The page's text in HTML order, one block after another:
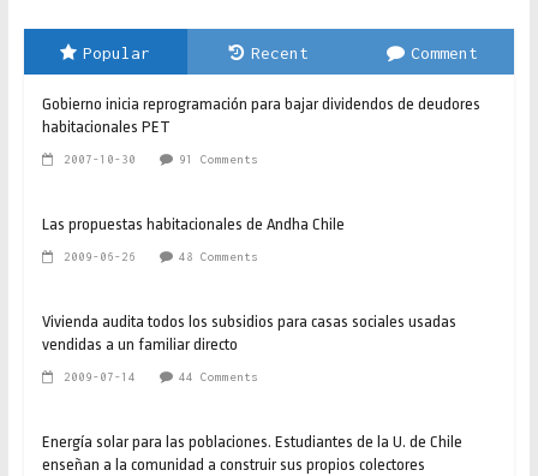
Popular Recent Comment
Gobierno inicia reprogramación para bajar dividendos de deudores
habitacionales PET
2007-10-30 91 Comments
Las propuestas habitacionales de Andha Chile
2009-06-26 48 Comments
Vivienda audita todos los subsidios para casas sociales usadas
vendidas a un familiar directo
2009-07-14 44 Comments
Energía solar para las poblaciones. Estudiantes de la U. de Chile
enseñan a la comunidad a construir sus propios colectores